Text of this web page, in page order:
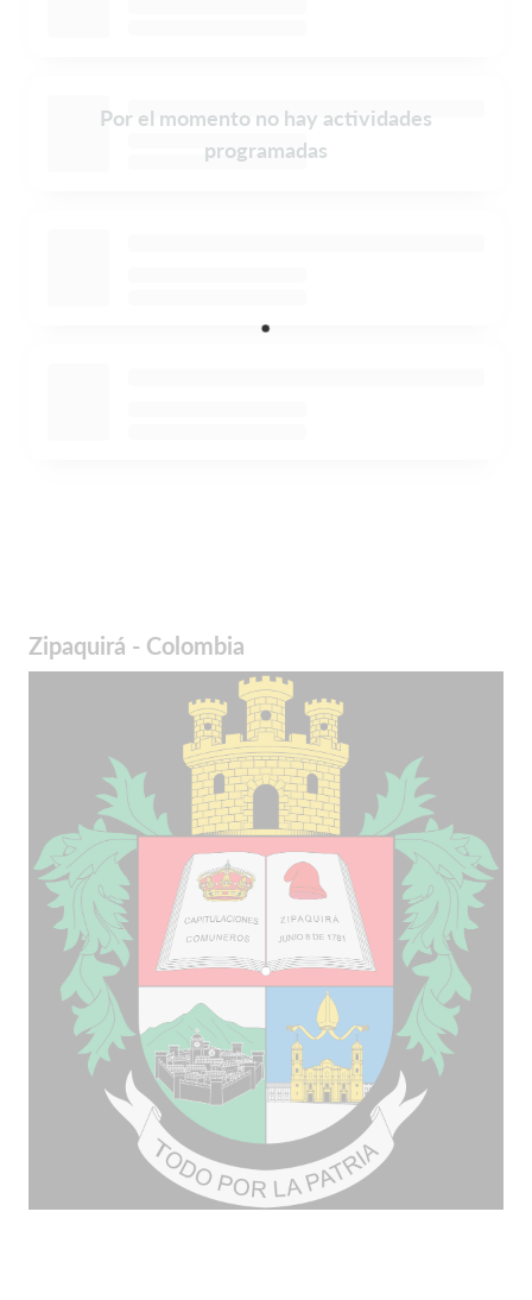
Por el momento no hay actividades
programadas
Zipaquirá - Colombia